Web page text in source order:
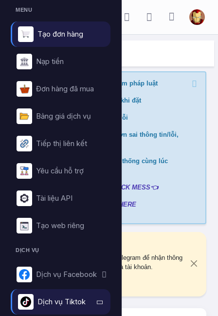
MENU
Tạo đơn hàng
Nạp tiền
Đơn hàng đã mua
Bảng giá dịch vụ
Tiếp thị liên kết
Yêu cầu hỗ trợ
Tài liệu API
Tạo web riêng
DỊCH VỤ
Dịch vụ Facebook
Dịch vụ Tiktok
ĐẶT HÀNG DỊCH VỤ
Trang chủ Đặt hàng dịch vụ
Nghiêm cấm buff nội dung vi phạm pháp luật
Kiểm tra min/max quantity trước khi đặt
Đảm bảo link chính xác để tránh lỗi
Không hỗ trợ và hoàn tiền nếu đơn sai thông tin/lỗi,
cài đè đơn
Không xử lý nếu mua ở nhiều hệ thống cùng lúc
tránh hao hụt số dư
CLICK MESS👈
Xem video hướng dẫn CLICK HERE
Bạn chưa liên kết tài khoản Telegram để nhận thông
báo quan trọng về đơn hàng và tài khoản.